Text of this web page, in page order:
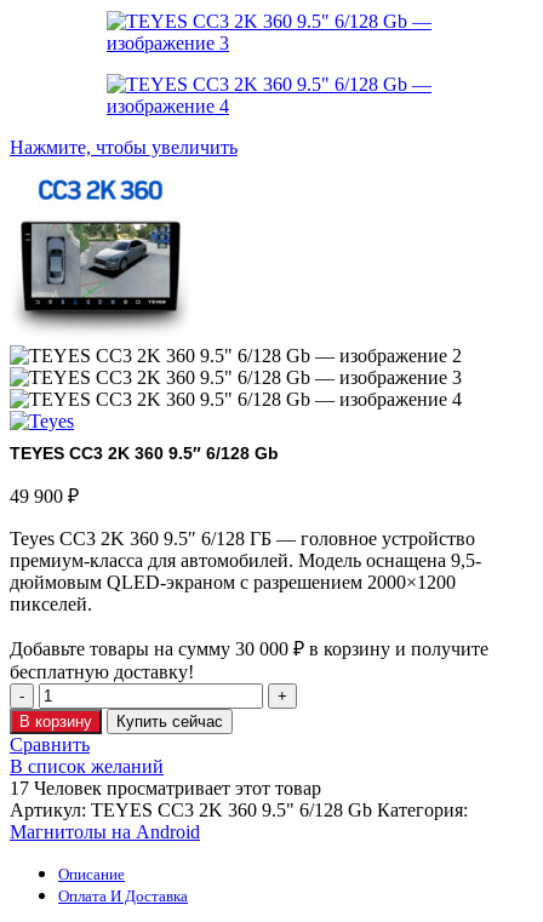
Нажмите, чтобы увеличить
TEYES CC3 2K 360 9.5″ 6/128 Gb
49 900 ₽
Teyes CC3 2K 360 9.5″ 6/128 ГБ — головное устройство
премиум-класса для автомобилей. Модель оснащена 9,5-
дюймовым QLED-экраном с разрешением 2000×1200
пикселей.
Добавьте товары на сумму 30 000 ₽ в корзину и получите
бесплатную доставку!
В корзину Купить сейчас
Сравнить
В список желаний
17 Человек просматривает этот товар
Артикул: TEYES CC3 2K 360 9.5" 6/128 Gb Категория:
Магнитолы на Android
Описание
Оплата И Доставка